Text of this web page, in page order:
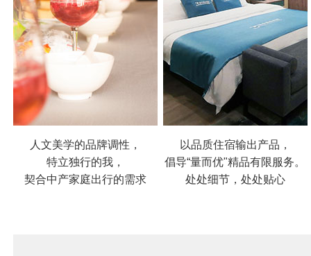
人文美学的品牌调性，
特立独行的我，
契合中产家庭出行的需求
以品质住宿输出产品，
倡导“量而优"精品有限服务。
处处细节，处处贴心